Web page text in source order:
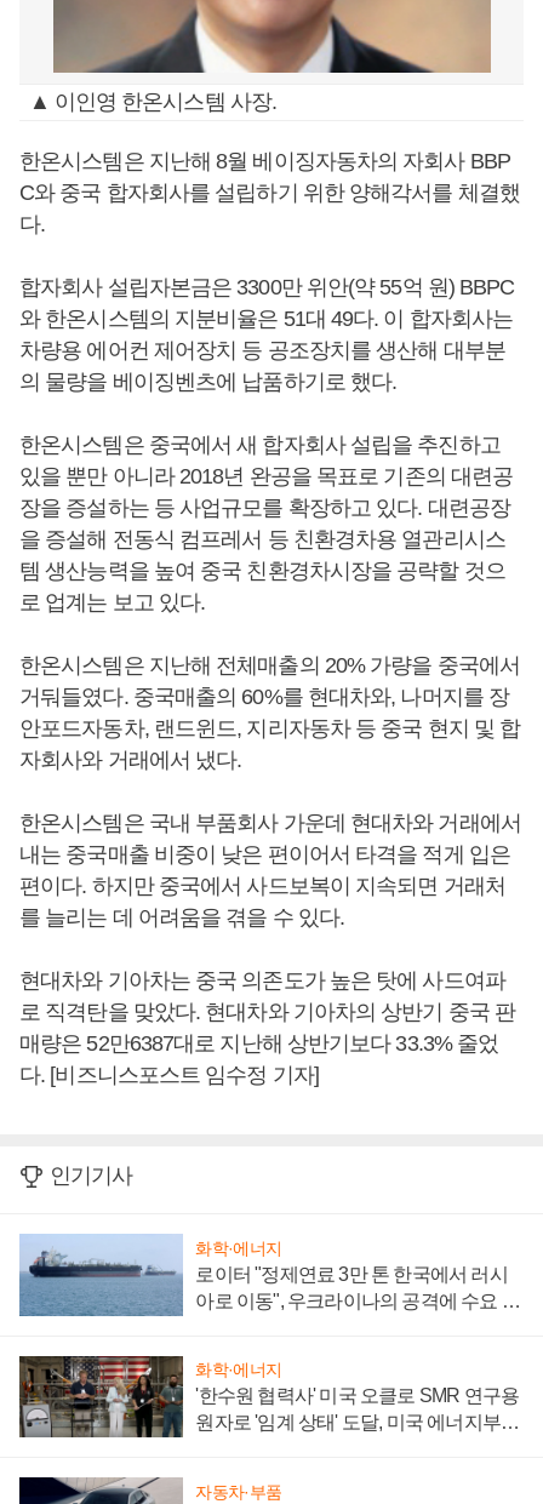
▲ 이인영 한온시스템 사장.
한온시스템은 지난해 8월 베이징자동차의 자회사 BBP
C와 중국 합자회사를 설립하기 위한 양해각서를 체결했
다.
합자회사 설립자본금은 3300만 위안(약 55억 원) BBPC
와 한온시스템의 지분비율은 51대 49다. 이 합자회사는
차량용 에어컨 제어장치 등 공조장치를 생산해 대부분
의 물량을 베이징벤츠에 납품하기로 했다.
한온시스템은 중국에서 새 합자회사 설립을 추진하고
있을 뿐만 아니라 2018년 완공을 목표로 기존의 대련공
장을 증설하는 등 사업규모를 확장하고 있다. 대련공장
을 증설해 전동식 컴프레서 등 친환경차용 열관리시스
템 생산능력을 높여 중국 친환경차시장을 공략할 것으
로 업계는 보고 있다.
한온시스템은 지난해 전체매출의 20% 가량을 중국에서
거둬들였다. 중국매출의 60%를 현대차와, 나머지를 장
안포드자동차, 랜드윈드, 지리자동차 등 중국 현지 및 합
자회사와 거래에서 냈다.
한온시스템은 국내 부품회사 가운데 현대차와 거래에서
내는 중국매출 비중이 낮은 편이어서 타격을 적게 입은
편이다. 하지만 중국에서 사드보복이 지속되면 거래처
를 늘리는 데 어려움을 겪을 수 있다.
현대차와 기아차는 중국 의존도가 높은 탓에 사드여파
로 직격탄을 맞았다. 현대차와 기아차의 상반기 중국 판
매량은 52만6387대로 지난해 상반기보다 33.3% 줄었
다. [비즈니스포스트 임수정 기자]
인기기사
화학·에너지
로이터 "정제연료 3만 톤 한국에서 러시
아로 이동", 우크라이나의 공격에 수요 늘
화학·에너지
'한수원 협력사' 미국 오클로 SMR 연구용
원자로 '임계 상태' 도달, 미국 에너지부
자동차·부품